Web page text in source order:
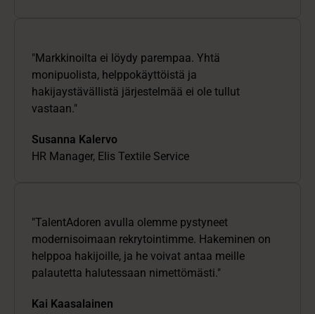
"Markkinoilta ei löydy parempaa. Yhtä
monipuolista, helppokäyttöistä ja
hakijaystävällistä järjestelmää ei ole tullut
vastaan."
Susanna Kalervo
HR Manager, Elis Textile Service
"TalentAdoren avulla olemme pystyneet
modernisoimaan rekrytointimme. Hakeminen on
helppoa hakijoille, ja he voivat antaa meille
palautetta halutessaan nimettömästi."
Kai Kaasalainen